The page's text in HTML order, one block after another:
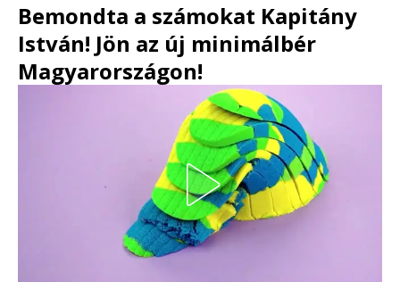
Bemondta a számokat Kapitány
István! Jön az új minimálbér
Magyarországon!